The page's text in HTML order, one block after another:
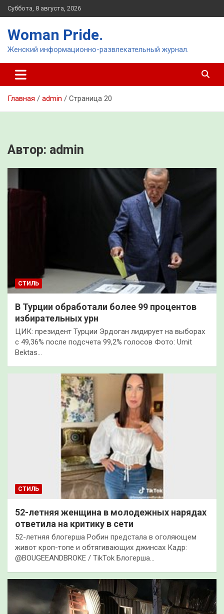
Перейти
к
Суббота, 8 августа, 2026
Woman Pride.
Женский информационно-развлекательный журнал.
Главная admin Страница 20
Автор: admin
СТИЛЬ
В Турции обработали более 99 процентов
избирательных урн
ЦИК: президент Турции Эрдоган лидирует на выборах
с 49,36% после подсчета 99,2% голосов Фото: Umit
Bektas…
СТИЛЬ
52-летняя женщина в молодежных нарядах
ответила на критику в сети
52-летняя блогерша Робин предстала в оголяющем
живот кроп-топе и обтягивающих джинсах Кадр:
@BOUGEEANDBROKE / TikTok Блогерша…